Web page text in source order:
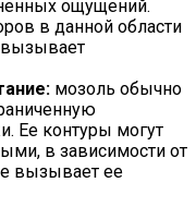
ощущений.
в данной области
вызывает
мозоль обычно
Ее контуры могут
в зависимости от
вызывает ее